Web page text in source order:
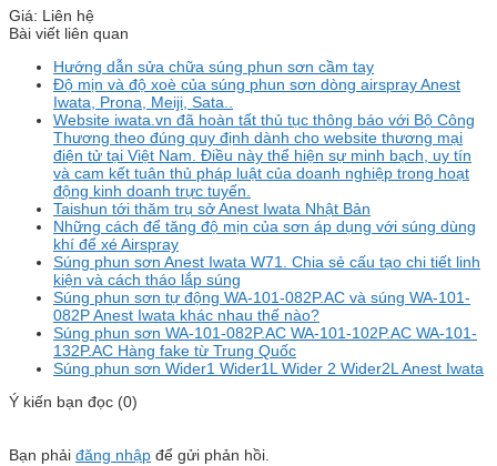
Giá: Liên hệ
Bài viết liên quan
Hướng dẫn sửa chữa súng phun sơn cầm tay
Độ mịn và độ xoè của súng phun sơn dòng airspray Anest
Iwata, Prona, Meiji, Sata..
Website iwata.vn đã hoàn tất thủ tục thông báo với Bộ Công
Thương theo đúng quy định dành cho website thương mại
điện tử tại Việt Nam. Điều này thể hiện sự minh bạch, uy tín
và cam kết tuân thủ pháp luật của doanh nghiệp trong hoạt
động kinh doanh trực tuyến.
Taishun tới thăm trụ sở Anest Iwata Nhật Bản
Những cách để tăng độ mịn của sơn áp dụng với súng dùng
khí để xé Airspray
Súng phun sơn Anest Iwata W71. Chia sẻ cấu tạo chi tiết linh
kiện và cách tháo lắp súng
Súng phun sơn tự động WA-101-082P.AC và súng WA-101-
082P Anest Iwata khác nhau thế nào?
Súng phun sơn WA-101-082P.AC WA-101-102P.AC WA-101-
132P.AC Hàng fake từ Trung Quốc
Súng phun sơn Wider1 Wider1L Wider 2 Wider2L Anest Iwata
Ý kiến bạn đọc (0)
Bạn phải đăng nhập để gửi phản hồi.